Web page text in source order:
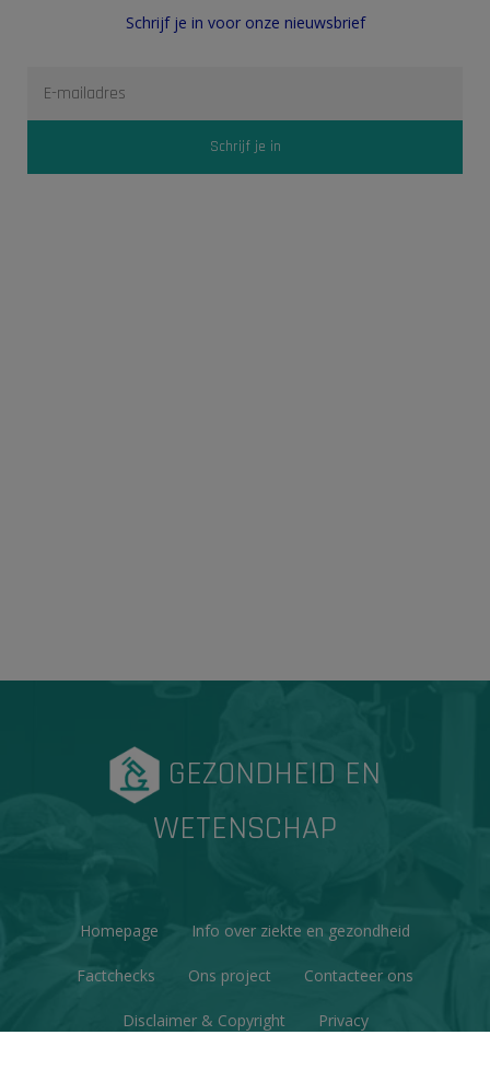
Schrijf je in voor onze nieuwsbrief
GEZONDHEID EN
WETENSCHAP
Homepage Info over ziekte en gezondheid
Factchecks Ons project Contacteer ons
Disclaimer & Copyright Privacy